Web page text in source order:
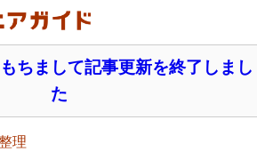
ちまして記事更新を終了しまし
た
理